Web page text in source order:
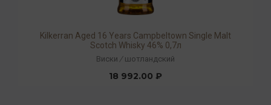
Kilkerran Aged 16 Years Campbeltown Single Malt
Scotch Whisky 46% 0,7л
Виски / шотландский
18 992.00 ₽